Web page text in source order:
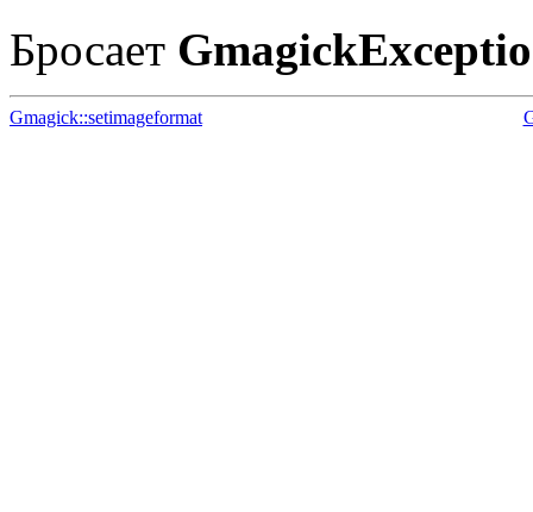
Бросает
Gmagick::setimageformat